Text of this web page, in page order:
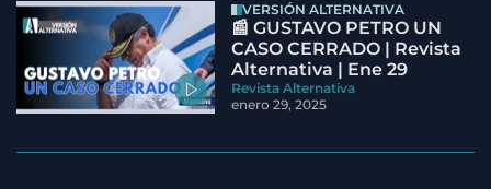
VERSIÓN ALTERNATIVA
📰 GUSTAVO PETRO UN
CASO CERRADO | Revista
Alternativa | Ene 29
Revista Alternativa
enero 29, 2025